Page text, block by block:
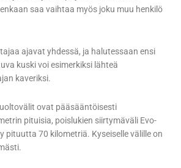
saa vaihtaa myös joku muu henkilö
ajavat yhdessä, ja halutessaan ensi
kuski voi esimerkiksi lähteä
kaveriksi.
ovat pääsääntöisesti
pituisia, poislukien siirtymäväli Evo-
pituutta 70 kilometriä. Kyseiselle välille on